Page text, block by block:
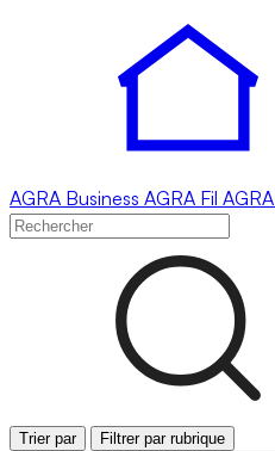
AGRA Business AGRA Fil AGRA
Trier par Filtrer par rubrique